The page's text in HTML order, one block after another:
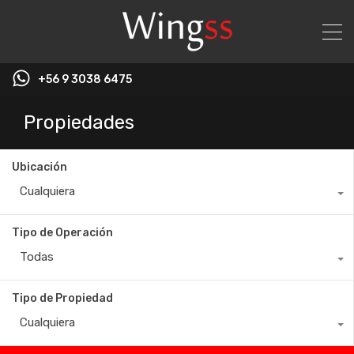
+56 9 3038 6475
Propiedades
Ubicación
Cualquiera
Tipo de Operación
Todas
Tipo de Propiedad
Cualquiera